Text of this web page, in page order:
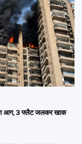
आग, 3 फ्लैट जलकर खाक